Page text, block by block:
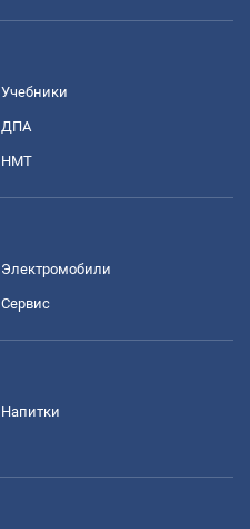
Учебники
ДПА
НМТ
Электромобили
Сервис
Напитки